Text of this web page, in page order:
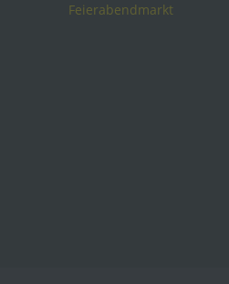
Feierabendmarkt